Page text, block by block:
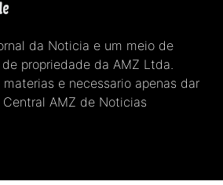
da Noticia e um meio de
propriedade da AMZ Ltda.
materias e necessario apenas dar
AMZ de Noticias